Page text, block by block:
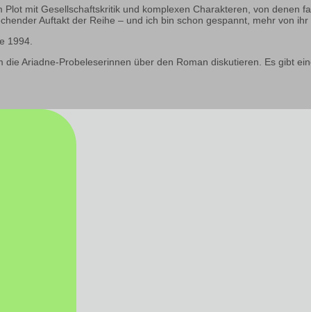
mit Gesellschaftskritik und komplexen Charakteren, von denen
Auftakt der Reihe – und ich bin schon gespannt, mehr von ihr
1994.
Ariadne-Probeleserinnen über den Roman diskutieren. Es gibt